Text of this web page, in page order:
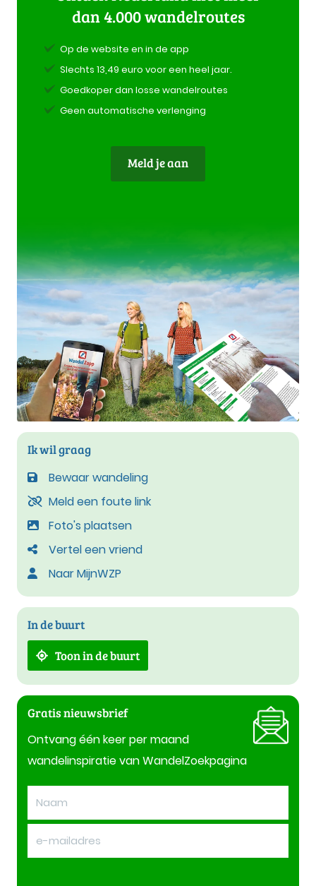
dan 4.000 wandelroutes
Op de website en in de app
Slechts 13,49 euro voor een heel jaar.
Goedkoper dan losse wandelroutes
Geen automatische verlenging
Meld je aan
Ik wil graag
Bewaar wandeling
Meld een foute link
Foto's plaatsen
Vertel een vriend
Naar MijnWZP
In de buurt
Toon in de buurt
Gratis nieuwsbrief
Ontvang één keer per maand
wandelinspiratie van WandelZoekpagina